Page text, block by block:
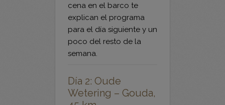
para el día siguiente y un
poco del resto de la
semana.
Día 2: Oude
45 km